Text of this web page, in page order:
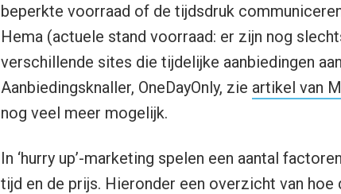
beperkte voorraad of de tijdsdruk
Hema (actuele stand voorraad: er zijn nog
verschillende sites die tijdelijke aanbiedingen
Aanbiedingsknaller, OneDayOnly, zie artikel van
nog veel meer mogelijk.
In ‘hurry up’-marketing spelen een aantal
tijd en de prijs. Hieronder een overzicht van